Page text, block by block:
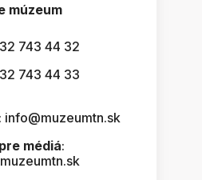
múzeum
743 44 32
743 44 33
: info@muzeumtn.sk
médiá: